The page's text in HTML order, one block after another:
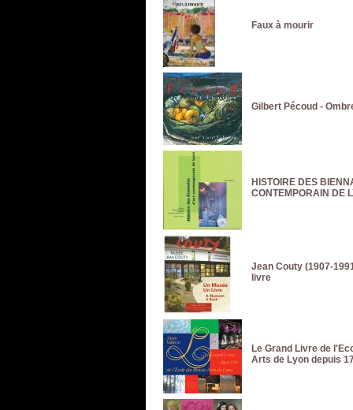
Faux à mourir
Gilbert Pécoud -
HISTOIRE DES
CONTEMPORAIN DE
Jean Couty (1907-
livre
Le Grand Livre de
Arts de Lyon depuis